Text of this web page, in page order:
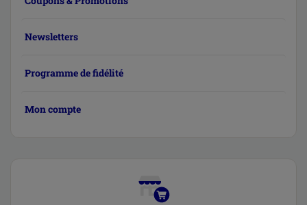
Newsletters
Programme de fidélité
Mon compte